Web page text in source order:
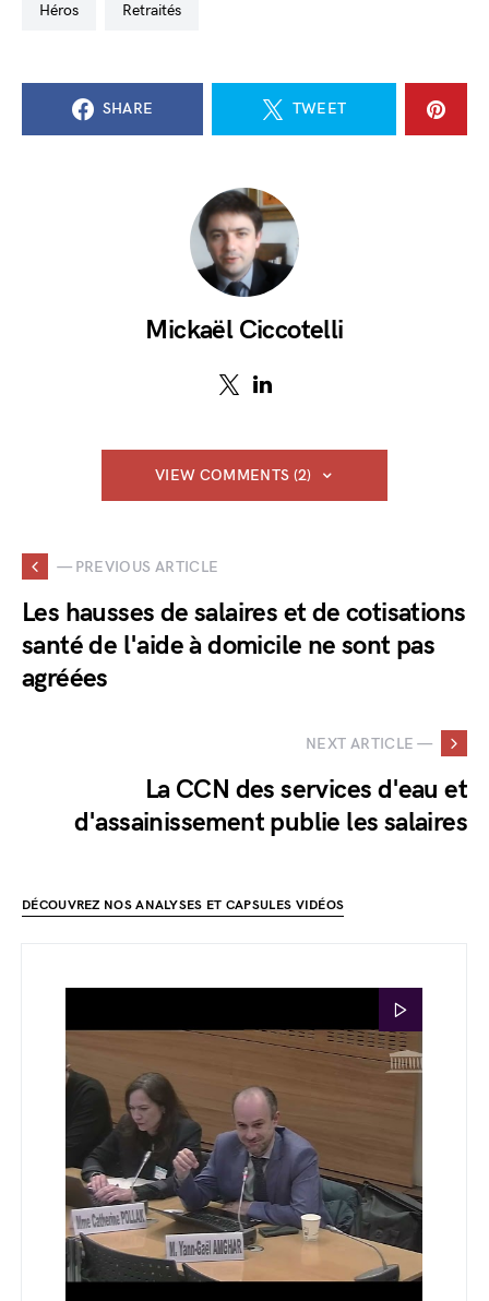
Héros Retraités
SHARE TWEET
Mickaël Ciccotelli
VIEW COMMENTS (2)
— PREVIOUS ARTICLE
Les hausses de salaires et de cotisations
santé de l'aide à domicile ne sont pas
agréées
NEXT ARTICLE —
La CCN des services d'eau et
d'assainissement publie les salaires
DÉCOUVREZ NOS ANALYSES ET CAPSULES VIDÉOS